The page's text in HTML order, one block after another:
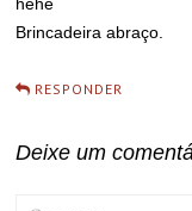
Brincadeira abraço.
RESPONDER
Deixe um